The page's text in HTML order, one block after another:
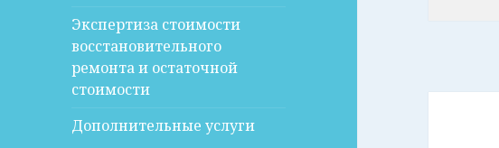
Экспертиза стоимости
восстановительного
ремонта и остаточной
стоимости
Дополнительные услуги